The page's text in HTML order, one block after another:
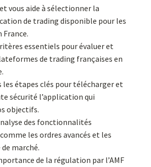
vous aide à sélectionner la
de trading disponible pour les
France.
essentiels pour évaluer et
de trading françaises en
les étapes clés pour télécharger et
sécurité l’application qui
objectifs.
des fonctionnalités
les ordres avancés et les
marché.
de la régulation par l’AMF